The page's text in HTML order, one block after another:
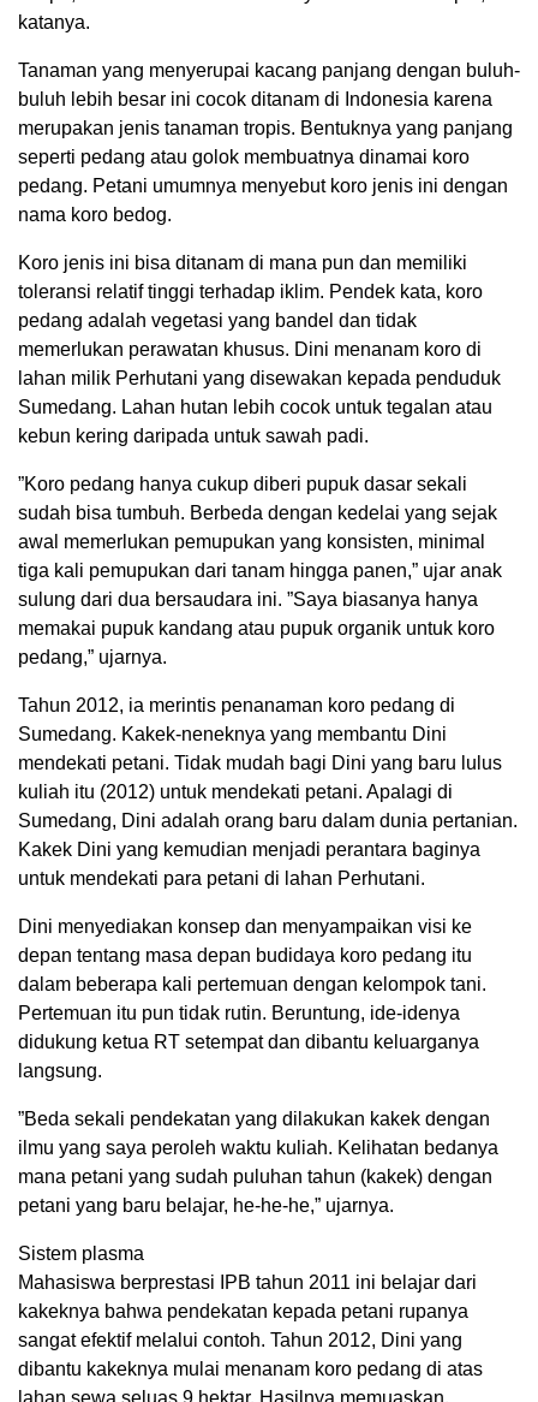
katanya.
Tanaman yang menyerupai kacang panjang dengan buluh-
buluh lebih besar ini cocok ditanam di Indonesia karena
merupakan jenis tanaman tropis. Bentuknya yang panjang
seperti pedang atau golok membuatnya dinamai koro
pedang. Petani umumnya menyebut koro jenis ini dengan
nama koro bedog.
Koro jenis ini bisa ditanam di mana pun dan memiliki
toleransi relatif tinggi terhadap iklim. Pendek kata, koro
pedang adalah vegetasi yang bandel dan tidak
memerlukan perawatan khusus. Dini menanam koro di
lahan milik Perhutani yang disewakan kepada penduduk
Sumedang. Lahan hutan lebih cocok untuk tegalan atau
kebun kering daripada untuk sawah padi.
”Koro pedang hanya cukup diberi pupuk dasar sekali
sudah bisa tumbuh. Berbeda dengan kedelai yang sejak
awal memerlukan pemupukan yang konsisten, minimal
tiga kali pemupukan dari tanam hingga panen,” ujar anak
sulung dari dua bersaudara ini. ”Saya biasanya hanya
memakai pupuk kandang atau pupuk organik untuk koro
pedang,” ujarnya.
Tahun 2012, ia merintis penanaman koro pedang di
Sumedang. Kakek-neneknya yang membantu Dini
mendekati petani. Tidak mudah bagi Dini yang baru lulus
kuliah itu (2012) untuk mendekati petani. Apalagi di
Sumedang, Dini adalah orang baru dalam dunia pertanian.
Kakek Dini yang kemudian menjadi perantara baginya
untuk mendekati para petani di lahan Perhutani.
Dini menyediakan konsep dan menyampaikan visi ke
depan tentang masa depan budidaya koro pedang itu
dalam beberapa kali pertemuan dengan kelompok tani.
Pertemuan itu pun tidak rutin. Beruntung, ide-idenya
didukung ketua RT setempat dan dibantu keluarganya
langsung.
”Beda sekali pendekatan yang dilakukan kakek dengan
ilmu yang saya peroleh waktu kuliah. Kelihatan bedanya
mana petani yang sudah puluhan tahun (kakek) dengan
petani yang baru belajar, he-he-he,” ujarnya.
Sistem plasma
Mahasiswa berprestasi IPB tahun 2011 ini belajar dari
kakeknya bahwa pendekatan kepada petani rupanya
sangat efektif melalui contoh. Tahun 2012, Dini yang
dibantu kakeknya mulai menanam koro pedang di atas
lahan sewa seluas 9 hektar. Hasilnya memuaskan.